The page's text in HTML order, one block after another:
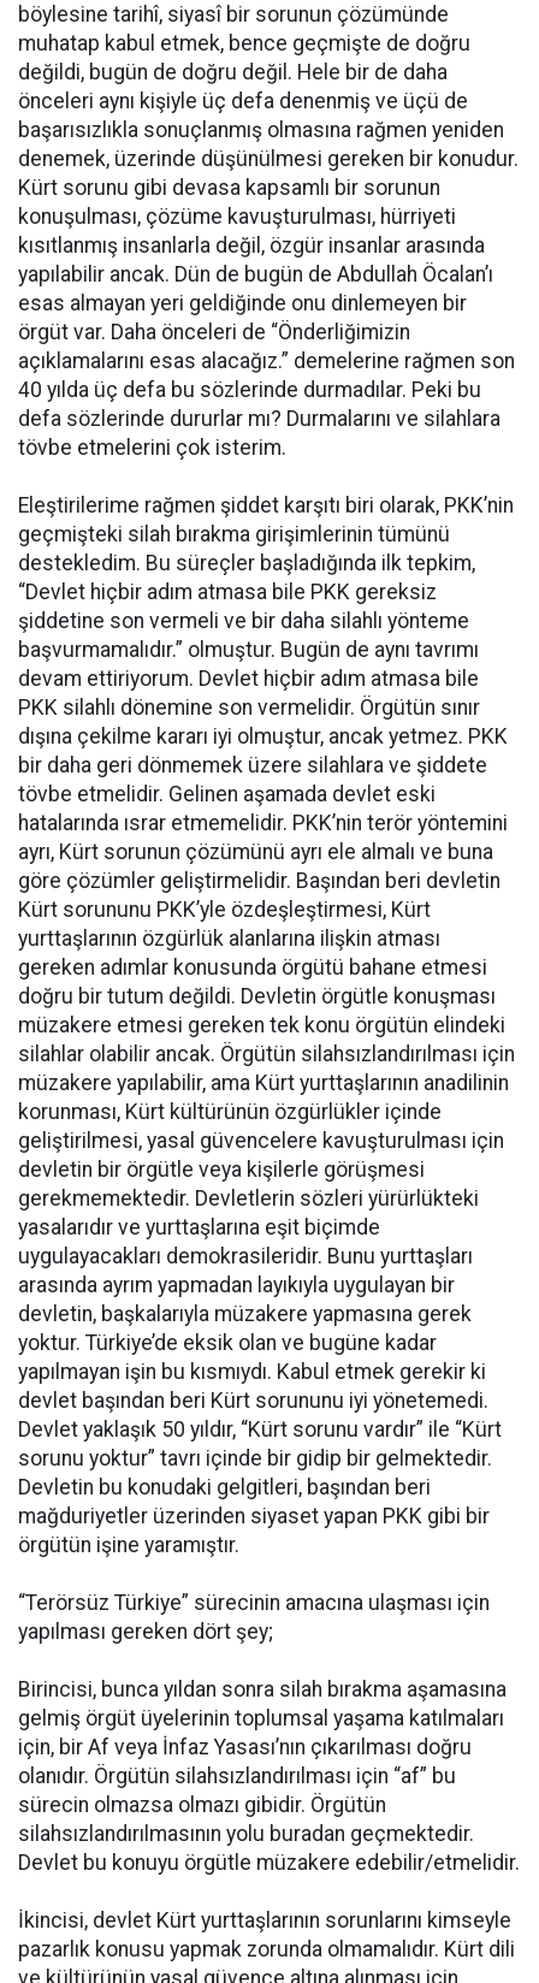
böylesine tarihî, siyasî bir sorunun çözümünde
muhatap kabul etmek, bence geçmişte de doğru
değildi, bugün de doğru değil. Hele bir de daha
önceleri aynı kişiyle üç defa denenmiş ve üçü de
başarısızlıkla sonuçlanmış olmasına rağmen yeniden
denemek, üzerinde düşünülmesi gereken bir konudur.
Kürt sorunu gibi devasa kapsamlı bir sorunun
konuşulması, çözüme kavuşturulması, hürriyeti
kısıtlanmış insanlarla değil, özgür insanlar arasında
yapılabilir ancak. Dün de bugün de Abdullah Öcalan’ı
esas almayan yeri geldiğinde onu dinlemeyen bir
örgüt var. Daha önceleri de “Önderliğimizin
açıklamalarını esas alacağız.” demelerine rağmen son
40 yılda üç defa bu sözlerinde durmadılar. Peki bu
defa sözlerinde dururlar mı? Durmalarını ve silahlara
tövbe etmelerini çok isterim.
Eleştirilerime rağmen şiddet karşıtı biri olarak, PKK’nin
geçmişteki silah bırakma girişimlerinin tümünü
destekledim. Bu süreçler başladığında ilk tepkim,
“Devlet hiçbir adım atmasa bile PKK gereksiz
şiddetine son vermeli ve bir daha silahlı yönteme
başvurmamalıdır.” olmuştur. Bugün de aynı tavrımı
devam ettiriyorum. Devlet hiçbir adım atmasa bile
PKK silahlı dönemine son vermelidir. Örgütün sınır
dışına çekilme kararı iyi olmuştur, ancak yetmez. PKK
bir daha geri dönmemek üzere silahlara ve şiddete
tövbe etmelidir. Gelinen aşamada devlet eski
hatalarında ısrar etmemelidir. PKK’nin terör yöntemini
ayrı, Kürt sorunun çözümünü ayrı ele almalı ve buna
göre çözümler geliştirmelidir. Başından beri devletin
Kürt sorununu PKK’yle özdeşleştirmesi, Kürt
yurttaşlarının özgürlük alanlarına ilişkin atması
gereken adımlar konusunda örgütü bahane etmesi
doğru bir tutum değildi. Devletin örgütle konuşması
müzakere etmesi gereken tek konu örgütün elindeki
silahlar olabilir ancak. Örgütün silahsızlandırılması için
müzakere yapılabilir, ama Kürt yurttaşlarının anadilinin
korunması, Kürt kültürünün özgürlükler içinde
geliştirilmesi, yasal güvencelere kavuşturulması için
devletin bir örgütle veya kişilerle görüşmesi
gerekmemektedir. Devletlerin sözleri yürürlükteki
yasalarıdır ve yurttaşlarına eşit biçimde
uygulayacakları demokrasileridir. Bunu yurttaşları
arasında ayrım yapmadan layıkıyla uygulayan bir
devletin, başkalarıyla müzakere yapmasına gerek
yoktur. Türkiye’de eksik olan ve bugüne kadar
yapılmayan işin bu kısmıydı. Kabul etmek gerekir ki
devlet başından beri Kürt sorununu iyi yönetemedi.
Devlet yaklaşık 50 yıldır, “Kürt sorunu vardır” ile “Kürt
sorunu yoktur” tavrı içinde bir gidip bir gelmektedir.
Devletin bu konudaki gelgitleri, başından beri
mağduriyetler üzerinden siyaset yapan PKK gibi bir
örgütün işine yaramıştır.
“Terörsüz Türkiye” sürecinin amacına ulaşması için
yapılması gereken dört şey;
Birincisi, bunca yıldan sonra silah bırakma aşamasına
gelmiş örgüt üyelerinin toplumsal yaşama katılmaları
için, bir Af veya İnfaz Yasası’nın çıkarılması doğru
olanıdır. Örgütün silahsızlandırılması için “af” bu
sürecin olmazsa olmazı gibidir. Örgütün
silahsızlandırılmasının yolu buradan geçmektedir.
Devlet bu konuyu örgütle müzakere edebilir/etmelidir.
İkincisi, devlet Kürt yurttaşlarının sorunlarını kimseyle
pazarlık konusu yapmak zorunda olmamalıdır. Kürt dili
ve kültürünün yasal güvence altına alınması için,